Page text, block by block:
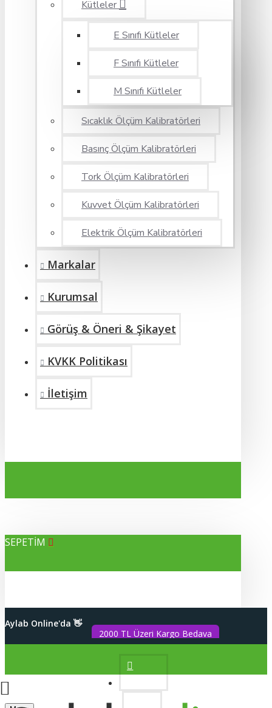
Kütleler
E Sınıfı Kütleler
F Sınıfı Kütleler
M Sınıfı Kütleler
Sıcaklık Ölçüm Kalibratörleri
Basınç Ölçüm Kalibratörleri
Tork Ölçüm Kalibratörleri
Kuvvet Ölçüm Kalibratörleri
Elektrik Ölçüm Kalibratörleri
Markalar
Kurumsal
Görüş & Öneri & Şikayet
KVKK Politikası
İletişim
SEPETİM
Aylab Online'da 👋
2000 TL Üzeri Kargo Bedava